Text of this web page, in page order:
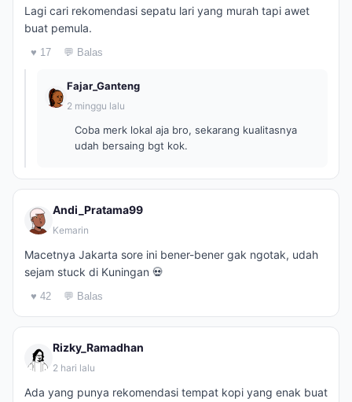
Lagi cari rekomendasi sepatu lari yang murah tapi awet
buat pemula.
♥ 17 💬 Balas
Fajar_Ganteng
2 minggu lalu
Coba merk lokal aja bro, sekarang kualitasnya
udah bersaing bgt kok.
Andi_Pratama99
Kemarin
Macetnya Jakarta sore ini bener-bener gak ngotak, udah
sejam stuck di Kuningan 💀
♥ 42 💬 Balas
Rizky_Ramadhan
2 hari lalu
Ada yang punya rekomendasi tempat kopi yang enak buat